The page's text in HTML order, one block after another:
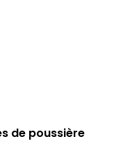
de poussière